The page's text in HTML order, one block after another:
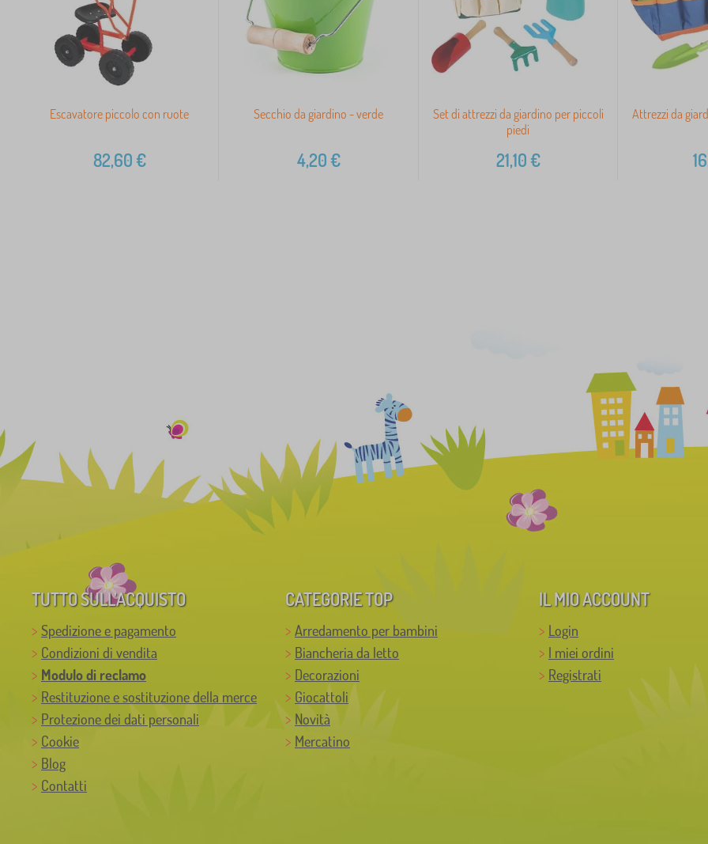
Escavatore piccolo con ruote
82,60€
Secchio da giardino - verde
4,20€
Set di attrezzi da giardino per piccoli
piedi
21,10€
Attrezzi da
TUTTO SULL’ACQUISTO
Spedizione e pagamento
Condizioni di vendita
Modulo di reclamo
Restituzione e sostituzione della merce
Protezione dei dati personali
Cookie
Blog
Contatti
CATEGORIE TOP
Arredamento per bambini
Biancheria da letto
Decorazioni
Giocattoli
Novità
Mercatino
IL MIO ACCOUNT
Login
I miei ordini
Registrati